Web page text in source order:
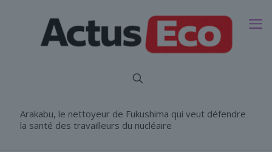
Arakabu, le nettoyeur de Fukushima qui veut défendre
la santé des travailleurs du nucléaire